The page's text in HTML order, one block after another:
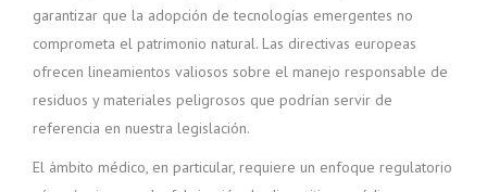
garantizar que la adopción de tecnologías emergentes no
comprometa el patrimonio natural. Las directivas europeas
ofrecen lineamientos valiosos sobre el manejo responsable de
residuos y materiales peligrosos que podrían servir de
referencia en nuestra legislación.
El ámbito médico, en particular, requiere un enfoque regulatorio